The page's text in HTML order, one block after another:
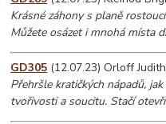
Krásné záhony s planě
Můžete osázet i mnohá místa
GD305 (12.07.23) Orloff
Přehršle kratičkých nápadů,
tvořivosti a soucitu. Stačí